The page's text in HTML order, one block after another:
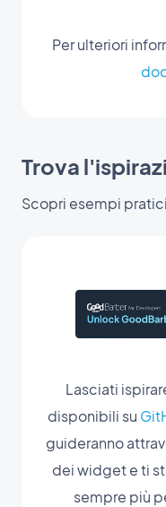
Per ulteriori
Trova
Scopri esempi
Lasciati
disponibili su
guideranno
dei widget e ti
sempre più